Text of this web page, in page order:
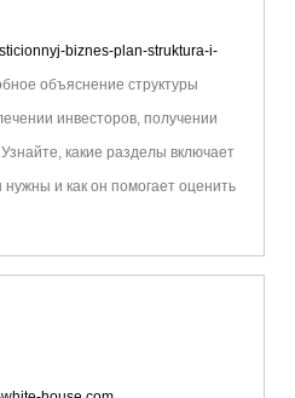
biznes-plan-struktura-i-
объяснение структуры
инвесторов, получении
какие разделы включает
и как он помогает оценить